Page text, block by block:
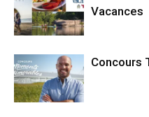
Vacances
Concours